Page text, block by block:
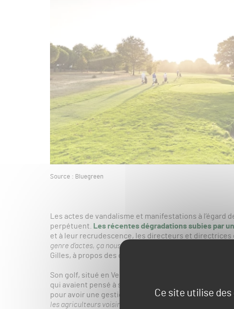
Ce site utilise
Source : Bluegreen
Les actes de vandalisme et manifestations à l’égard
perpétuent.
Les récentes dégradations subies par
et à leur recrudescence, les directeurs et
genre d’actes, ça nous fait peur
Gilles, à propos des dégradations
Son golf, situé en Vendée, peut s’appuyer sur l’idée
qui avaient pensé à stocker les eaux du Gué Gorand
pour avoir une gestion raisonnée de son irrigation. «
les agriculteurs voisins. On capte dedans ce qui est